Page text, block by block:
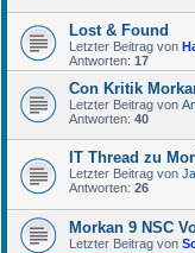
Lost & Found
Letzter Beitrag von
Antworten: 17
Con Kritik
Letzter Beitrag von
Antworten: 40
IT Thread zu
Letzter Beitrag von
Antworten: 26
Morkan 9 NSC
Letzter Beitrag von